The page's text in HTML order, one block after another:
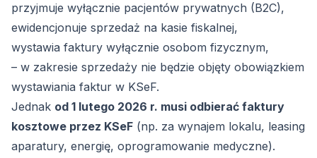
przyjmuje wyłącznie pacjentów prywatnych (B2C),
ewidencjonuje sprzedaż na kasie fiskalnej,
wystawia faktury wyłącznie osobom fizycznym,
– w zakresie sprzedaży nie będzie objęty obowiązkiem
wystawiania faktur w KSeF.
Jednak od 1 lutego 2026 r. musi odbierać faktury
kosztowe przez KSeF (np. za wynajem lokalu, leasing
aparatury, energię, oprogramowanie medyczne).